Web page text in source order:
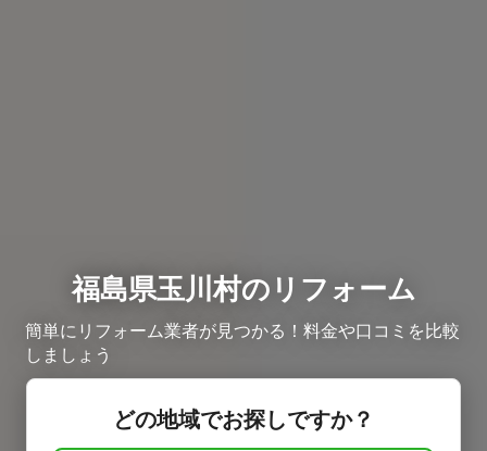
福島県玉川村のリフォーム
簡単にリフォーム業者が見つかる！料金や口コミを比較
しましょう
どの地域でお探しですか？